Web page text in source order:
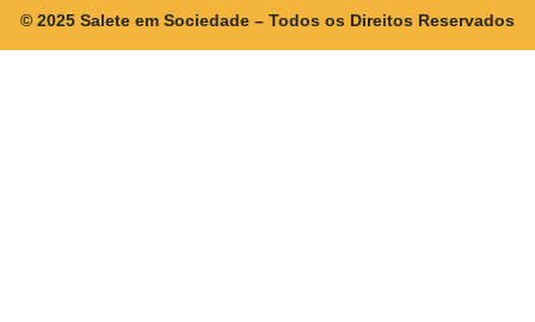
© 2025 Salete em Sociedade – Todos os Direitos Reservados